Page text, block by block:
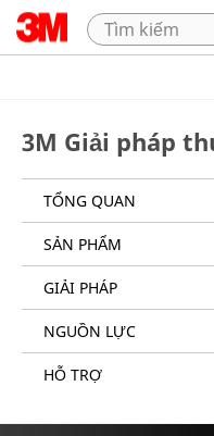
3M Giải pháp
TỔNG QUAN
SẢN PHẨM
GIẢI PHÁP
NGUỒN LỰC
HỖ TRỢ